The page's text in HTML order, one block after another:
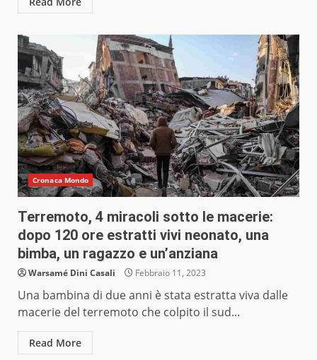
Cronaca Mondo
Terremoto, 4 miracoli sotto le macerie:
dopo 120 ore estratti vivi neonato, una
bimba, un ragazzo e un’anziana
Warsamé Dini Casali Febbraio 11, 2023
Una bambina di due anni è stata estratta viva dalle
macerie del terremoto che colpito il sud...
Read More